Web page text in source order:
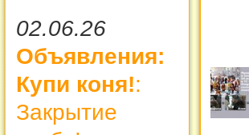
02.06.26
Объявления:
Купи коня!:
Закрытие